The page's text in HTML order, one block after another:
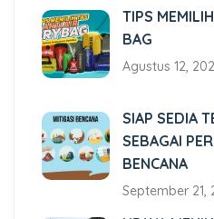
TIPS
BAG
Agustus 12,
SIAP SEDIA
SEBAGAI
BENCANA
September 21,